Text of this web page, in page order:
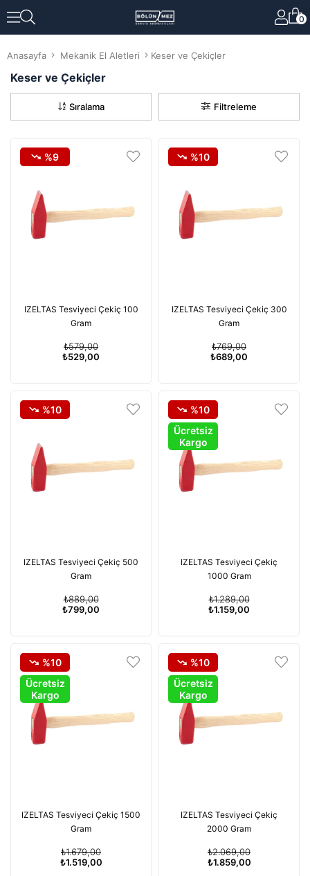
0
Anasayfa Mekanik El Aletleri Keser ve Çekiçler
Keser ve Çekiçler
Filtreleme
Sıralama
IZELTAS Tesviyeci Çekiç 100
Gram
₺529,00
₺579,00
%9
IZELTAS Tesviyeci Çekiç 300
Gram
₺689,00
₺769,00
%10
IZELTAS Tesviyeci Çekiç 500
Gram
₺799,00
₺889,00
%10
IZELTAS Tesviyeci Çekiç
1000 Gram
₺1.159,00
₺1.289,00
%10
Ücretsiz
Kargo
IZELTAS Tesviyeci Çekiç 1500
Gram
₺1.519,00
₺1.679,00
%10
Ücretsiz
Kargo
IZELTAS Tesviyeci Çekiç
2000 Gram
₺1.859,00
₺2.069,00
%10
Ücretsiz
Kargo